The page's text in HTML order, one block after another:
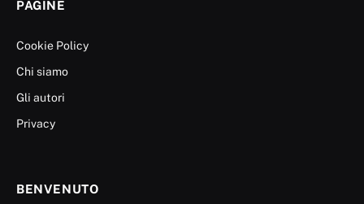
PAGINE
Cookie Policy
Chi siamo
Gli autori
Privacy
BENVENUTO